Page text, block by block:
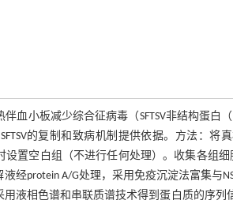
血小板减少综合征病毒（SFTSV非结构蛋白
的复制和致病机制提供依据。方法：将真
设置空白组（不进行任何处理）。收集各组
液经protein A/G处理，采用免疫沉淀法富集
液相色谱和串联质谱技术得到蛋白质的序列